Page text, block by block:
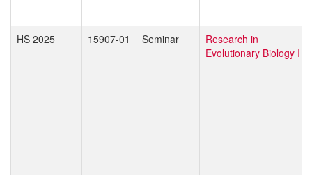
HS 2025 15907-01 Seminar
Research in
Evolutionary Biology I